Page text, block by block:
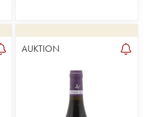
AUKTION